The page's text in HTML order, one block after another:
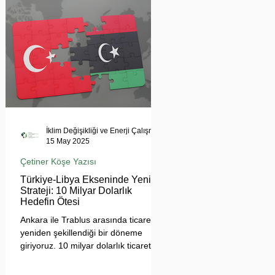
tehdit ediyor. Uzmanlar, suyun
çatışma değil, işbirliği aracı olması
gerektiğini vurgularken, krizin
bölgesel barışı ve çevresel güvenliği
tehdit ettiğine dikkat çekiyor.
Türkiye-Libya Ekseninde Yeni
Strateji: 10 Milyar Dolarlık
Hedefin Ötesi
Ankara ile Trablus arasında ticaretin
yeniden şekillendiği bir döneme
giriyoruz. 10 milyar dolarlık ticaret
Çetiner Köşe Yazısı
15 May 2025